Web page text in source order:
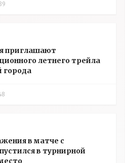
приглашают
летнего трейла
города
в матче с
в турнирной